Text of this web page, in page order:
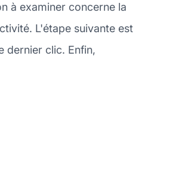
à examiner concerne la
L'étape suivante est
dernier clic. Enfin,